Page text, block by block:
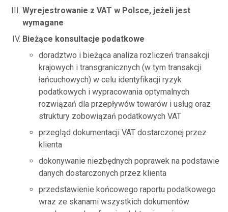
Wyrejestrowanie z VAT w Polsce, jeżeli jest
wymagane
Bieżące konsultacje podatkowe
doradztwo i bieżąca analiza rozliczeń transakcji
krajowych i transgranicznych (w tym transakcji
łańcuchowych) w celu identyfikacji ryzyk
podatkowych i wypracowania optymalnych
rozwiązań dla przepływów towarów i usług oraz
struktury zobowiązań podatkowych VAT
przegląd dokumentacji VAT dostarczonej przez
klienta
dokonywanie niezbędnych poprawek na podstawie
danych dostarczonych przez klienta
przedstawienie końcowego raportu podatkowego
wraz ze skanami wszystkich dokumentów